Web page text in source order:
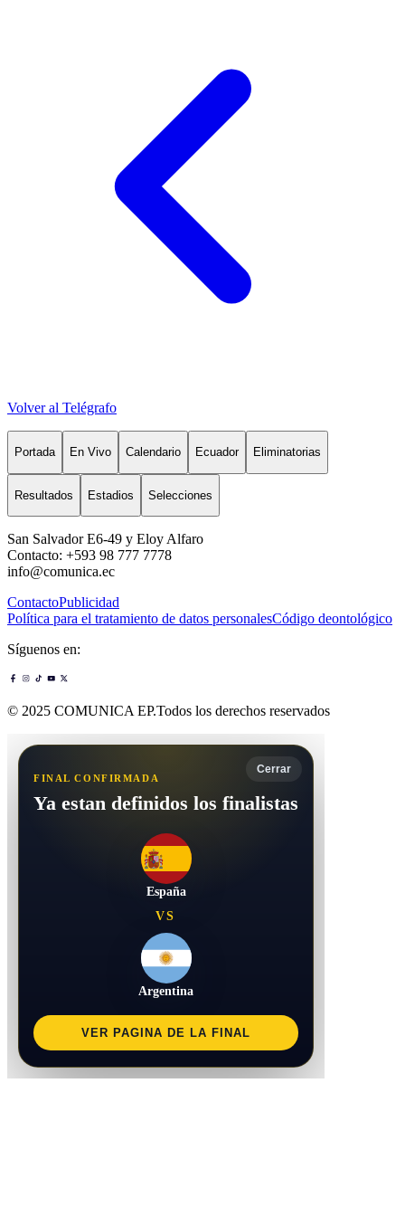
Volver al Telégrafo
Portada En Vivo Calendario Ecuador Eliminatorias
Resultados Estadios Selecciones
San Salvador E6-49 y Eloy Alfaro
Contacto: +593 98 777 7778
info@comunica.ec
ContactoPublicidad
Política para el tratamiento de datos personalesCódigo deontológico
Síguenos en:
© 2025 COMUNICA EP.Todos los derechos reservados
Cerrar
FINAL CONFIRMADA
Ya estan definidos los finalistas
España
VS
Argentina
VER PAGINA DE LA FINAL